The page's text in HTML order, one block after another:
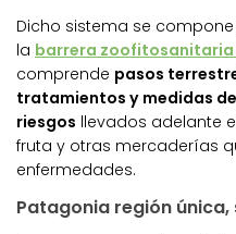
Dicho sistema se
la barrera
comprende pasos
tratamientos y medidas
riesgos llevados adelante
fruta y otras mercaderías
enfermedades.
Patagonia región